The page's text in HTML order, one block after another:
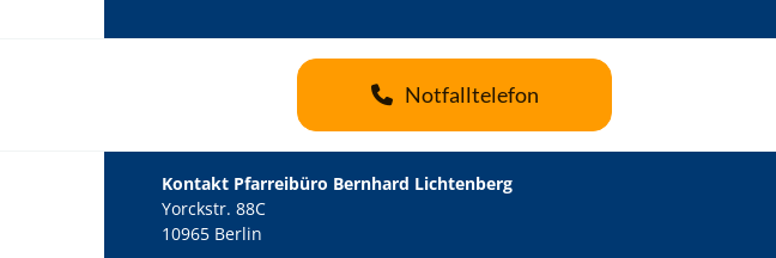
Notfalltelefon
Kontakt Pfarreibüro Bernhard Lichtenberg
Yorckstr. 88C
10965 Berlin